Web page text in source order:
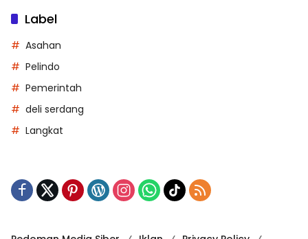
Label
Asahan
Pelindo
Pemerintah
deli serdang
Langkat